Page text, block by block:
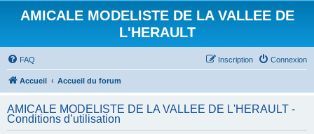
AMICALE MODELISTE DE LA VALLEE DE
L'HERAULT
FAQ Connexion
Inscription
Accueil Accueil du forum
AMICALE MODELISTE DE LA VALLEE DE L'HERAULT -
Conditions d’utilisation